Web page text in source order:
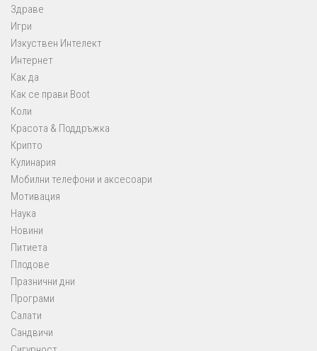
Здраве
Игри
Изкуствен Интелект
Интернет
Как да
Как се прави Boot
Коли
Красота & Поддръжка
Крипто
Кулинария
Мобилни телефони и аксесоари
Мотивация
Наука
Новини
Питиета
Плодове
Празнични дни
Програми
Салати
Сандвичи